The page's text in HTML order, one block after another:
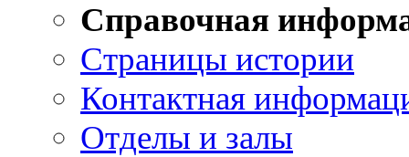
Справочная
Страницы истории
Контактная
Отделы и залы